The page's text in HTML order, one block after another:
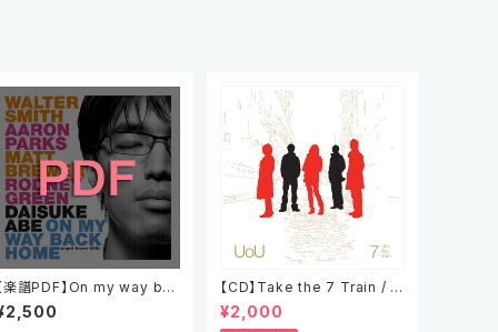
楽譜PDF】On my way bac
home オリジナル楽譜 (ア
バム全曲）
【CD】Take the 7 Train / テ
イク・ザ・７トレイン
¥2,000